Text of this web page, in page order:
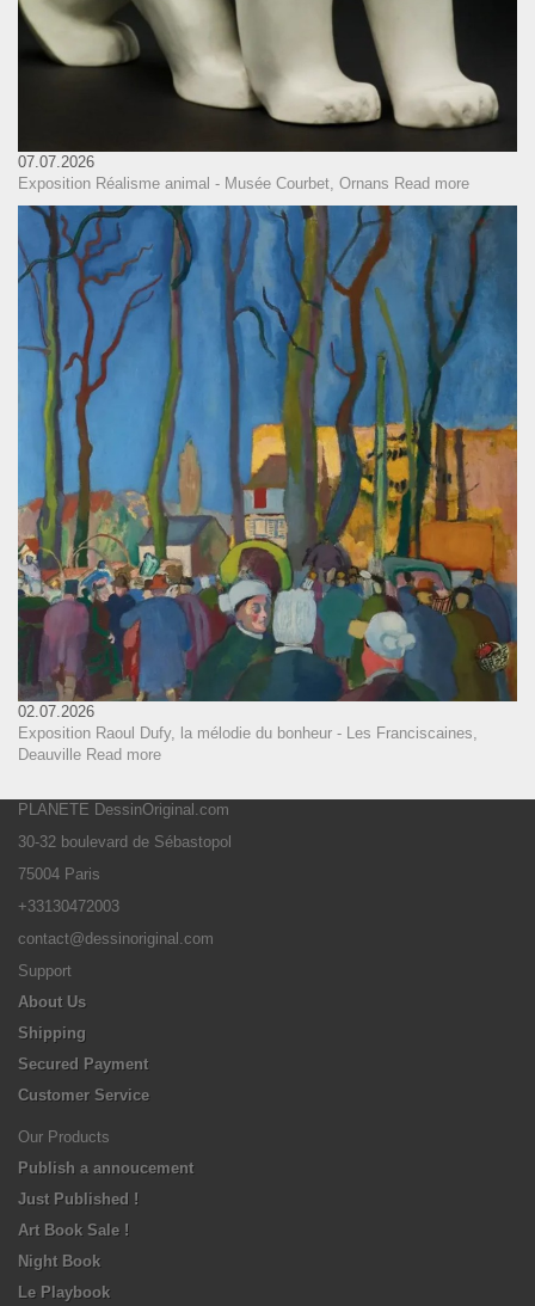
07.07.2026
Exposition Réalisme animal - Musée Courbet, Ornans Read more
02.07.2026
Exposition Raoul Dufy, la mélodie du bonheur - Les Franciscaines,
Deauville Read more
PLANETE DessinOriginal.com
30-32 boulevard de Sébastopol
75004 Paris
+33130472003
contact@dessinoriginal.com
Support
About Us
Shipping
Secured Payment
Customer Service
Our Products
Publish a annoucement
Just Published !
Art Book Sale !
Night Book
Le Playbook